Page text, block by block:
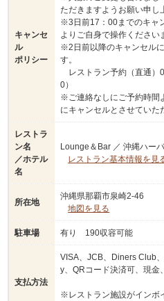
キャンセ
ル
ポリシー
ただきますようお願い申し
※3日前17：00までのキャ
よりご自身で操作ください
※2日前以降のキャンセル
す。
レストラン予約（直通
0）
※ご連絡なしにご予約時間
にキャンセルとさせていた
レストラ
ン名
／ホテル
名
Lounge＆Bar ／ 沖縄ハー
レストラン基本情報を見
所在地
沖縄県那覇市泉崎2-46
地図を見る
駐車場 有り 190収容可能
支払方法
VISA、JCB、Diners Club
y、QRコード決済可、現金
※レストラン施設がインボ